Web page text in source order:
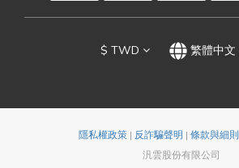
$ TWD 繁體中文
隱私權政策| 反詐騙聲明 | 條款與細則
汎雲股份有限公司